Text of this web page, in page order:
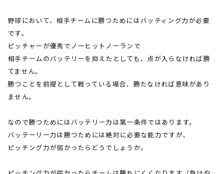
野球において、相手チームに勝つためにはバッティング力が必要
です。
ピッチャーが優秀でノーヒットノーランで
相手チームのバッテリーを抑えたとしても、点が入らなければ勝
てません。
勝つことを前提として戦っている場合、勝たなければ意味があり
ません。
なので勝つためにはバッテリー力は第一条件ではあります。
バッテーリー力は勝つためには絶対に必要な能力ですが、
ピッチング力が弱かったらどうでしょうか。